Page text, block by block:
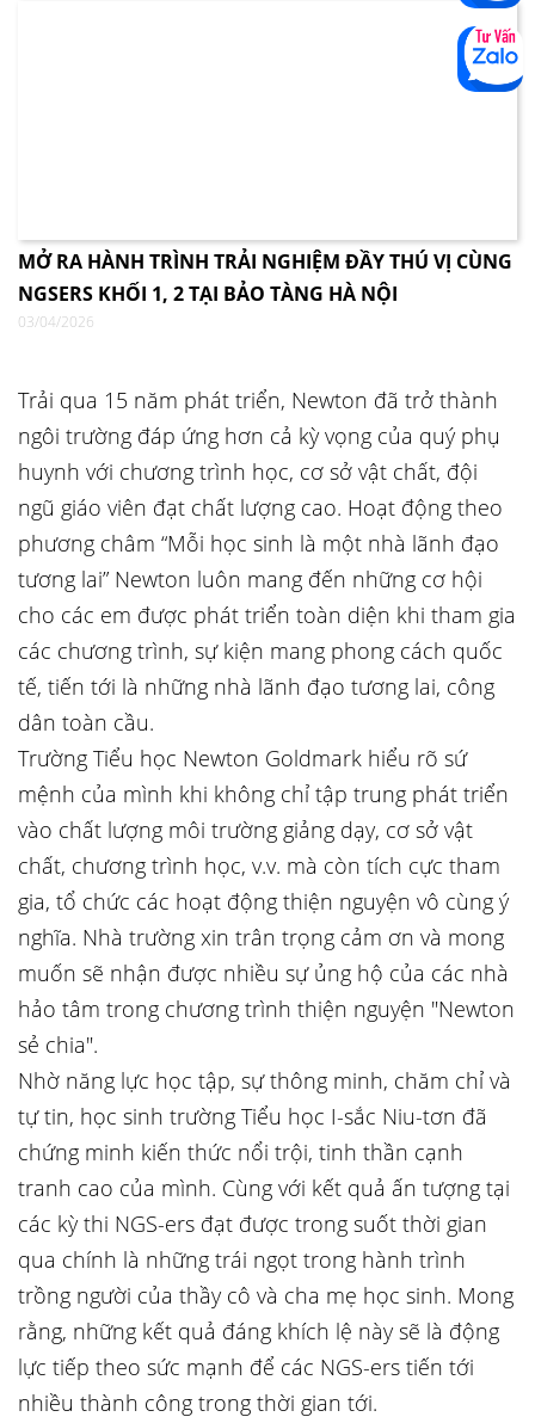
MỞ RA HÀNH TRÌNH TRẢI NGHIỆM ĐẦY THÚ VỊ CÙNG
NGSERS KHỐI 1, 2 TẠI BẢO TÀNG HÀ NỘI
03/04/2026
Trải qua 15 năm phát triển, Newton đã trở thành
ngôi trường đáp ứng hơn cả kỳ vọng của quý phụ
huynh với chương trình học, cơ sở vật chất, đội
ngũ giáo viên đạt chất lượng cao. Hoạt động theo
phương châm “Mỗi học sinh là một nhà lãnh đạo
tương lai” Newton luôn mang đến những cơ hội
cho các em được phát triển toàn diện khi tham gia
các chương trình, sự kiện mang phong cách quốc
tế, tiến tới là những nhà lãnh đạo tương lai, công
dân toàn cầu.
Trường Tiểu học Newton Goldmark hiểu rõ sứ
mệnh của mình khi không chỉ tập trung phát triển
vào chất lượng môi trường giảng dạy, cơ sở vật
chất, chương trình học, v.v. mà còn tích cực tham
gia, tổ chức các hoạt động thiện nguyện vô cùng ý
nghĩa. Nhà trường xin trân trọng cảm ơn và mong
muốn sẽ nhận được nhiều sự ủng hộ của các nhà
hảo tâm trong chương trình thiện nguyện "Newton
sẻ chia".
Nhờ năng lực học tập, sự thông minh, chăm chỉ và
tự tin, học sinh trường Tiểu học I-sắc Niu-tơn đã
chứng minh kiến thức nổi trội, tinh thần cạnh
tranh cao của mình. Cùng với kết quả ấn tượng tại
các kỳ thi NGS-ers đạt được trong suốt thời gian
qua chính là những trái ngọt trong hành trình
trồng người của thầy cô và cha mẹ học sinh. Mong
rằng, những kết quả đáng khích lệ này sẽ là động
lực tiếp theo sức mạnh để các NGS-ers tiến tới
nhiều thành công trong thời gian tới.